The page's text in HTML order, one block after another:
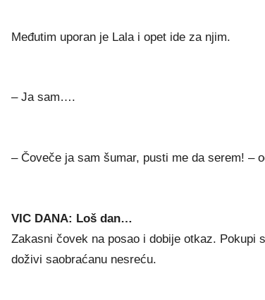
Međutim uporan je Lala i opet ide za njim.
– Ja sam….
– Čoveče ja sam šumar, pusti me da serem! –
VIC DANA: Loš dan…
Zakasni čovek na posao i dobije otkaz. Pokupi
doživi saobraćanu nesreću.